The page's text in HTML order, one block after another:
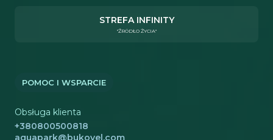
STREFA INFINITY
"ŹRÓDŁO ŻYCIA"
POMOC I WSPARCIE
Obsługa klienta
+380800500818
aquapark@bukovel.com